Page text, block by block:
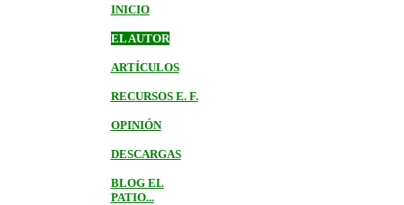
INICIO
EL AUTOR
ARTÍCULOS
RECURSOS E. F.
OPINIÓN
DESCARGAS
BLOG EL
PATIO...